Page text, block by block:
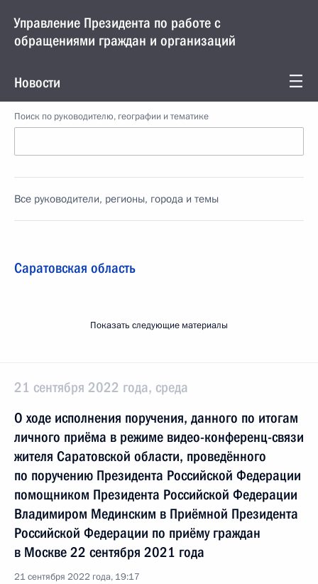
Управление Президента по работе с
обращениями граждан и организаций
Новости
Поиск по руководителю, географии и тематике
Все руководители, регионы, города и темы
Саратовская область
Показать следующие материалы
21 сентября 2022 года, среда
О ходе исполнения поручения, данного по итогам
личного приёма в режиме видео-конференц-связи
жителя Саратовской области, проведённого
по поручению Президента Российской Федерации
помощником Президента Российской Федерации
Владимиром Мединским в Приёмной Президента
Российской Федерации по приёму граждан
в Москве 22 сентября 2021 года
21 сентября 2022 года, 19:17